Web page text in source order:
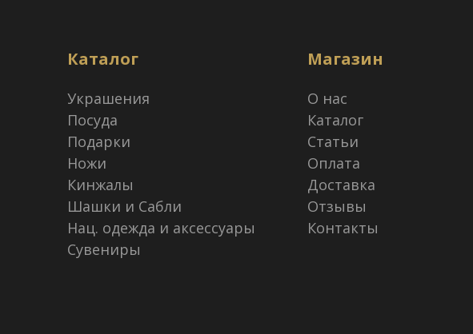
Каталог
Украшения
Посуда
Подарки
Ножи
Кинжалы
Шашки и Сабли
Нац. одежда и аксессуары
Сувениры
Магазин
О нас
Каталог
Статьи
Оплата
Доставка
Отзывы
Контакты